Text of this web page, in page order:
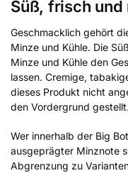
Süß, frisch
Geschmacklich gehört
Minze und Kühle. Die
Minze und Kühle den
lassen. Cremige,
dieses Produkt nicht
den Vordergrund gestellt.
Wer innerhalb der Big
ausgeprägter Minznote
Abgrenzung zu